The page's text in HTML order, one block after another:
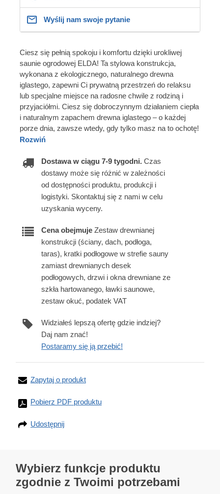
Wyślij nam swoje pytanie
Ciesz się pełnią spokoju i komfortu dzięki urokliwej
saunie ogrodowej ELDA! Ta stylowa konstrukcja,
wykonana z ekologicznego, naturalnego drewna
iglastego, zapewni Ci prywatną przestrzeń do relaksu
lub specjalne miejsce na radosne chwile z rodziną i
przyjaciółmi. Ciesz się dobroczynnym działaniem ciepła
i naturalnym zapachem drewna iglastego – o każdej
porze dnia, zawsze wtedy, gdy tylko masz na to ochotę!
Rozwiń
Dostawa w ciągu 7-9 tygodni. Czas
dostawy może się różnić w zależności
od dostępności produktu, produkcji i
logistyki. Skontaktuj się z nami w celu
uzyskania wyceny.
Cena obejmuje Zestaw drewnianej
konstrukcji (ściany, dach, podłoga,
taras), kratki podłogowe w strefie sauny
zamiast drewnianych desek
podłogowych, drzwi i okna drewniane ze
szkła hartowanego, ławki saunowe,
zestaw okuć, podatek VAT
Widziałeś lepszą ofertę gdzie indziej?
Daj nam znać!
Postaramy się ją przebić!
Zapytaj o produkt
Pobierz PDF produktu
Udostępnij
Wybierz funkcje produktu
zgodnie z Twoimi potrzebami